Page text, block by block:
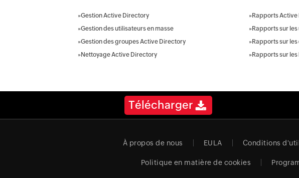
»Gestion Active Directory
»Gestion des utilisateurs en masse
»Gestion des groupes Active Directory
» Nettoyage Active Directory
» Rapports
» Rapports sur
» Rapports sur
» Rapports sur
Télécharger
À propos de nous EULA Conditions
Politique en matière de cookies